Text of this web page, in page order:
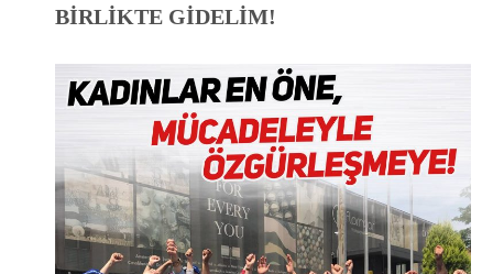
BİRLİKTE GİDELİM!